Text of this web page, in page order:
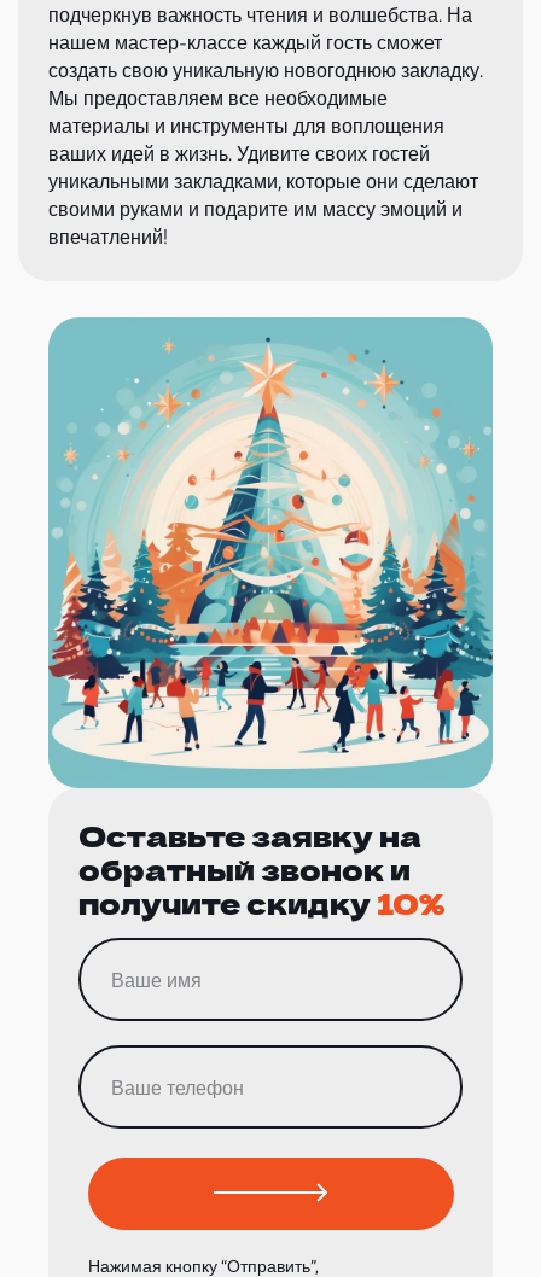
подчеркнув важность чтения и волшебства. На
нашем мастер-классе каждый гость сможет
создать свою уникальную новогоднюю закладку.
Мы предоставляем все необходимые
материалы и инструменты для воплощения
ваших идей в жизнь. Удивите своих гостей
уникальными закладками, которые они сделают
своими руками и подарите им массу эмоций и
впечатлений!
Оставьте заявку на
обратный звонок и
получите скидку10%
Нажимая кнопку “Отправить”,